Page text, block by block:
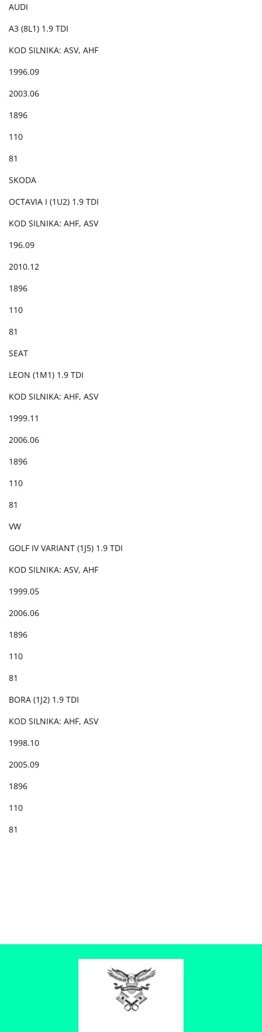
AUDI
A3 (8L1) 1.9 TDI
KOD SILNIKA: ASV, AHF
1996.09
2003.06
1896
110
81
SKODA
OCTAVIA I (1U2) 1.9 TDI
KOD SILNIKA: AHF, ASV
196.09
2010.12
1896
110
81
SEAT
LEON (1M1) 1.9 TDI
KOD SILNIKA: AHF, ASV
1999.11
2006.06
1896
110
81
VW
GOLF IV VARIANT (1J5) 1.9 TDI
KOD SILNIKA: ASV, AHF
1999.05
2006.06
1896
110
81
BORA (1J2) 1.9 TDI
KOD SILNIKA: AHF, ASV
1998.10
2005.09
1896
110
81